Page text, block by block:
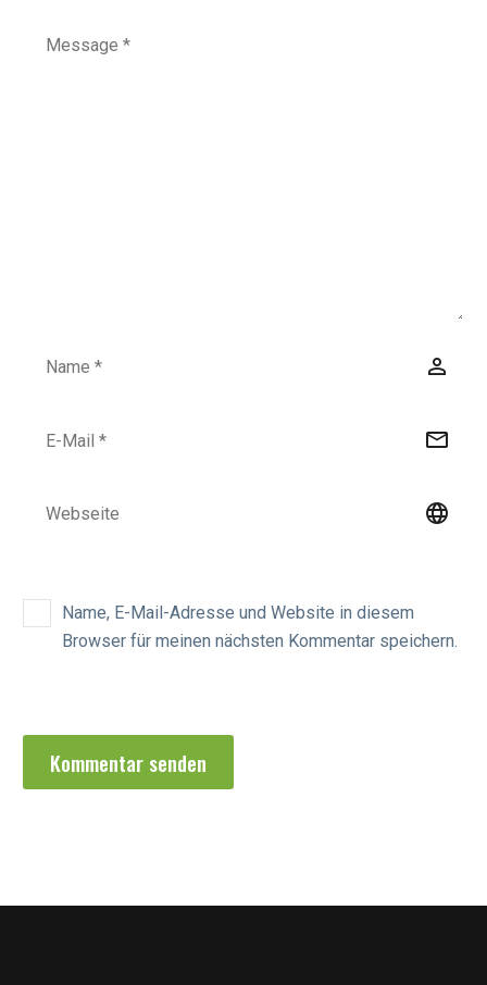
Name, E-Mail-Adresse und Website in diesem
Browser für meinen nächsten Kommentar speichern.
Kommentar senden